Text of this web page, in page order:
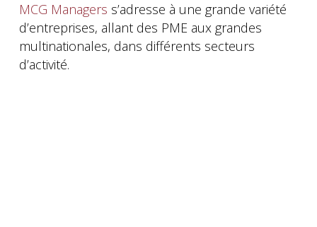
MCG Managers s’adresse à une grande variété
d’entreprises, allant des PME aux grandes
multinationales, dans différents secteurs
d’activité.